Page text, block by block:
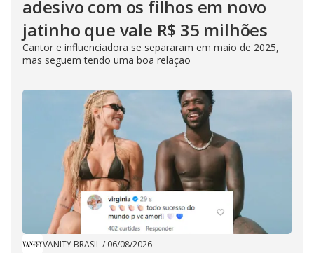
adesivo com os filhos em novo
jatinho que vale R$ 35 milhões
Cantor e influenciadora se separaram em maio de 2025,
mas seguem tendo uma boa relação
VANITY BRASIL/ 06/08/2026